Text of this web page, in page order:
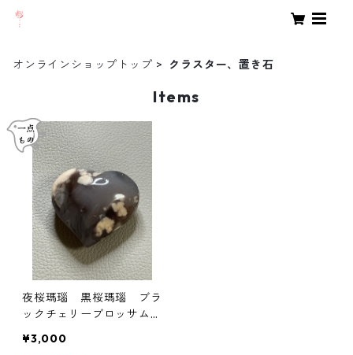
オンラインショップトップ クラスター、置き石
Items
夜桜瑪瑙 黒桜瑪瑙 ブラ
ックチェリーブロッサムア
ジー付き
¥3,000